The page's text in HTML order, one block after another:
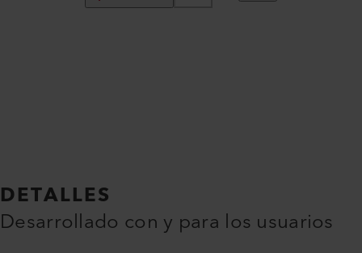
DETALLES
Desarrollado con y para los usuarios